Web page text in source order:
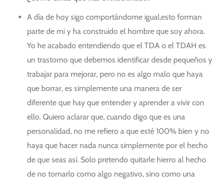
A día de hoy sigo comportándome igual,esto forman
parte de mi y ha construido el hombre que soy ahora.
Yo he acabado entendiendo que el TDA o el TDAH es
un trastorno que debemos identificar desde pequeños y
trabajar para mejorar, pero no es algo malo que haya
que borrar, es simplemente una manera de ser
diferente que hay que entender y aprender a vivir con
ello. Quiero aclarar que, cuando digo que es una
personalidad, no me refiero a que esté 100% bien y no
haya que hacer nada nunca simplemente por el hecho
de que seas así. Solo pretendo quitarle hierro al hecho
de no tomarlo como algo negativo, sino como una